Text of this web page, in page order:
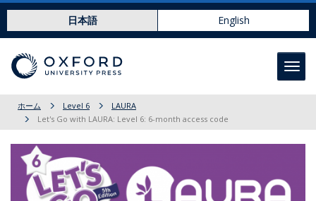
日本語 English
ホーム Level 6
LAURA
Let's Go with LAURA: Level 6: 6-month access code